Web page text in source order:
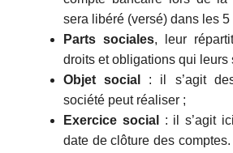
sera libéré (versé) dans les
Parts sociales, leur
droits et obligations qui leurs
Objet social
: il s’agit
société peut réaliser ;
Exercice social
: il s’agit
date de clôture des